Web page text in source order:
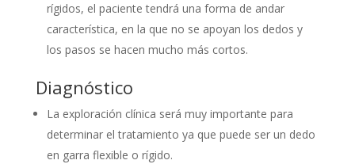
rígidos, el paciente tendrá una forma de andar
característica, en la que no se apoyan los dedos y
los pasos se hacen mucho más cortos.
Diagnóstico
La exploración clínica será muy importante para
determinar el tratamiento ya que puede ser un dedo
en garra flexible o rígido.